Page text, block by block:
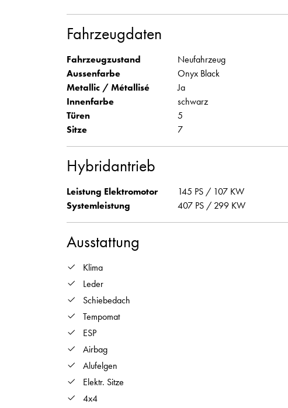
Fahrzeugdaten
Fahrzeugzustand
Neufahrzeug
Aussenfarbe
Onyx Black
Metallic / Métallisé
Ja
Innenfarbe
schwarz
Türen
5
Sitze
7
Hybridantrieb
Leistung Elektromotor
145 PS / 107 KW
Systemleistung
407 PS / 299 KW
Ausstattung
Klima
Leder
Schiebedach
Tempomat
ESP
Airbag
Alufelgen
Elektr. Sitze
4x4